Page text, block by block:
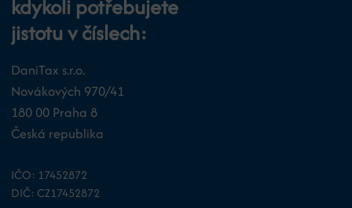
kdykoli potřebujete
jistotu v číslech:
DaniTax s.r.o.
Novákových 970/41
180 00 Praha 8
Česká republika
IČO: 17452872
DIČ: CZ17452872